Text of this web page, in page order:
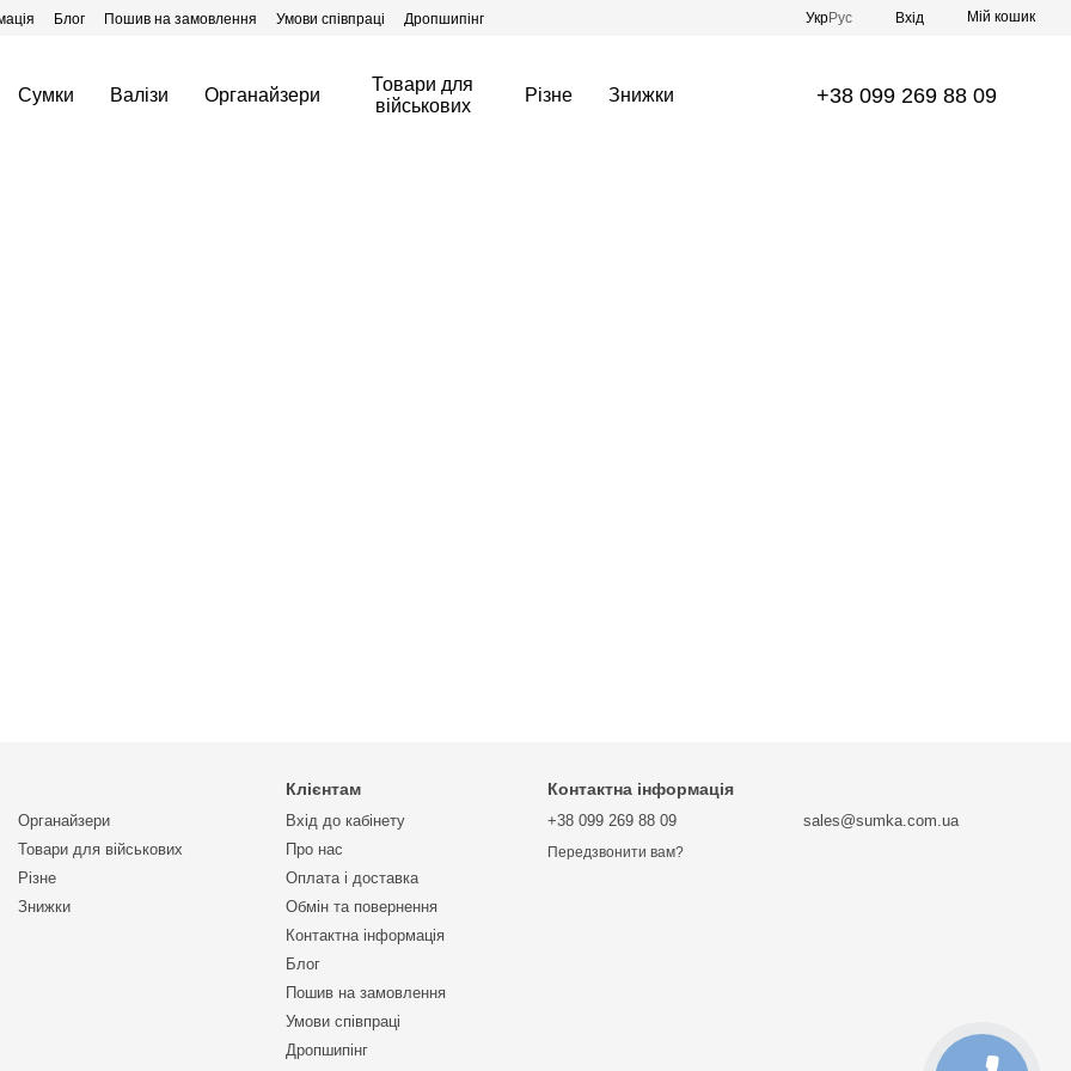
Блог Пошив на замовлення Умови співпраці Дропшипінг УкрРус Вхід Мій кошик
Сумки Валізи Органайзери
Товари для
військових
Різне Знижки +38 099 269 88 09
Органайзери
Товари для військових
Різне
Знижки
Клієнтам
Вхід до кабінету
Про нас
Оплата і доставка
Обмін та повернення
Контактна інформація
Блог
Пошив на замовлення
Умови співпраці
Дропшипінг
Контактна інформація
+38 099 269 88 09
Передзвонити вам?
sales@sumka.com.ua